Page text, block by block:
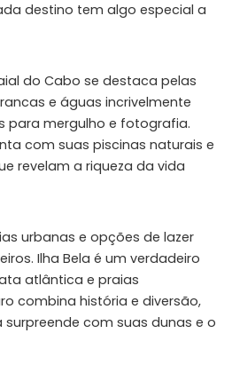
destino tem algo especial a
do Cabo se destaca pelas
e águas incrivelmente
para mergulho e fotografia.
com suas piscinas naturais e
revelam a riqueza da vida
urbanas e opções de lazer
Ilha Bela é um verdadeiro
atlântica e praias
combina história e diversão,
surpreende com suas dunas e o